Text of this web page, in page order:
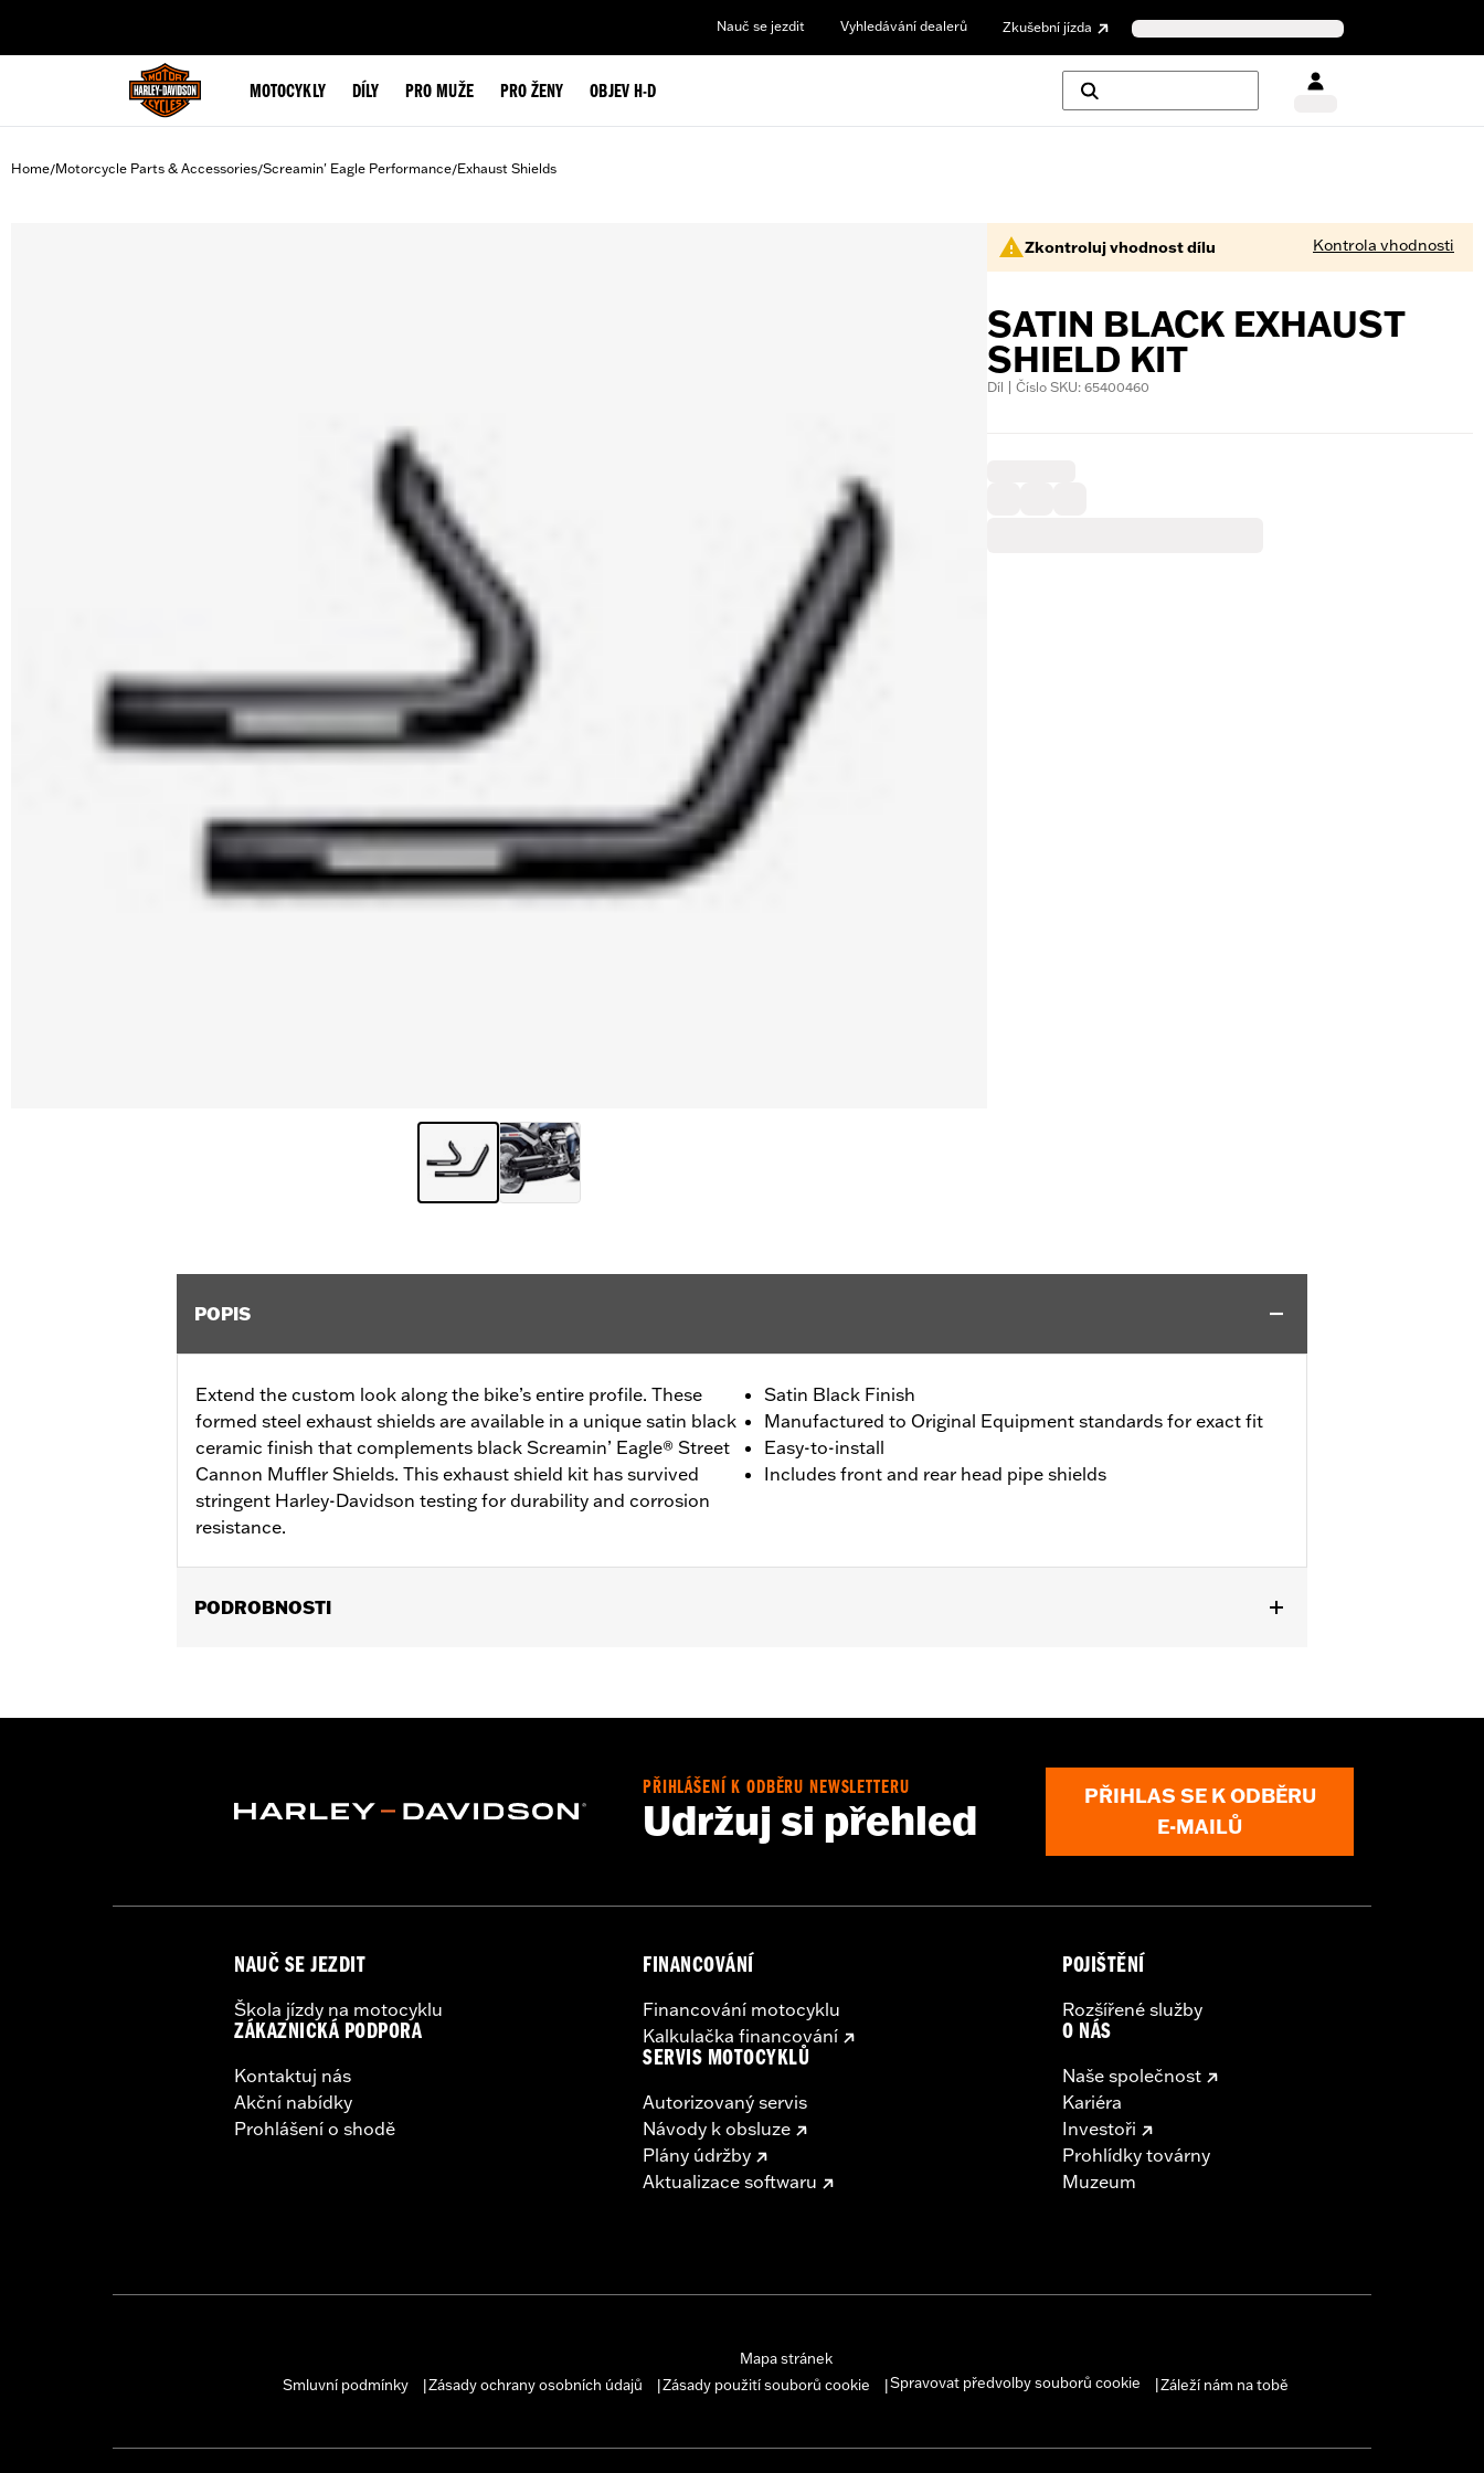
Nauč se jezdit Vyhledávání dealerů Zkušební jízda
MOTOCYKLY DÍLY PRO MUŽE PRO ŽENY OBJEV H-D
Home/Motorcycle Parts & Accessories/Screamin' Eagle Performance/Exhaust Shields
Zkontroluj vhodnost dílu Kontrola vhodnosti
SATIN BLACK EXHAUST
SHIELD KIT
Díl | Číslo SKU: 65400460
POPIS
Extend the custom look along the bike’s entire profile. These
formed steel exhaust shields are available in a unique satin black
ceramic finish that complements black Screamin’ Eagle® Street
Cannon Muffler Shields. This exhaust shield kit has survived
stringent Harley-Davidson testing for durability and corrosion
resistance.
Satin Black Finish
Manufactured to Original Equipment standards for exact fit
Easy-to-install
Includes front and rear head pipe shields
PODROBNOSTI
Sold In Units:Pair
PŘIHLÁŠENÍ K ODBĚRU NEWSLETTERU
Udržuj si přehled
PŘIHLAS SE K ODBĚRU
E-MAILŮ
NAUČ SE JEZDIT
Škola jízdy na motocyklu
ZÁKAZNICKÁ PODPORA
Kontaktuj nás
Akční nabídky
Prohlášení o shodě
FINANCOVÁNÍ
Financování motocyklu
Kalkulačka financování
SERVIS MOTOCYKLŮ
Autorizovaný servis
Návody k obsluze
Plány údržby
Aktualizace softwaru
POJIŠTĚNÍ
Rozšířené služby
O NÁS
Naše společnost
Kariéra
Investoři
Prohlídky továrny
Muzeum
Mapa stránek
Smluvní podmínky
Zásady ochrany osobních údajů Zásady použití souborů cookie Spravovat předvolby souborů cookie Záleží nám na tobě